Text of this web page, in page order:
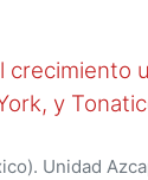
modelo
que, se han
los mercados,
sector de
crecimiento
y
Unidad